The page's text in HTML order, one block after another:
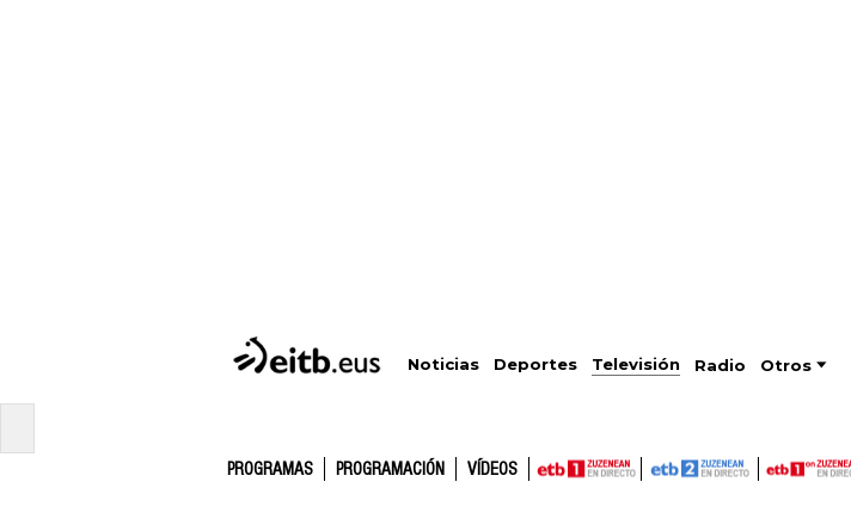
Noticias Deportes Televisión Radio Otros
PROGRAMAS PROGRAMACIÓN VÍDEOS